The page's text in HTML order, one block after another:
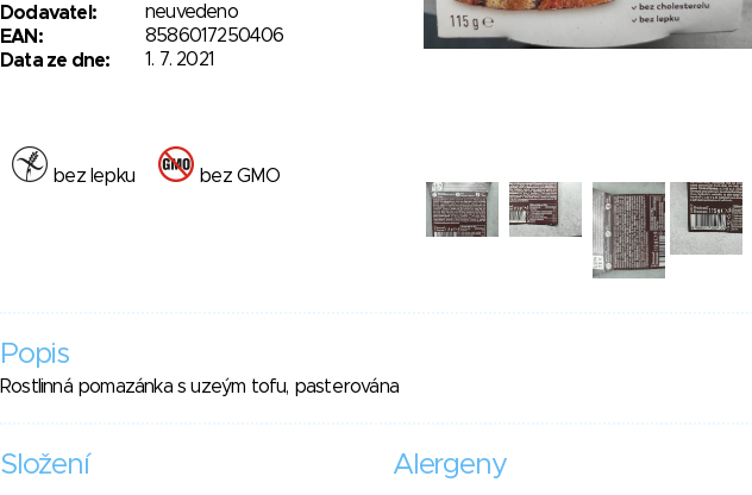
Dodavatel:
neuvedeno
EAN:
8586017250406
Data ze dne:
1. 7. 2021
bez lepku bez GMO
Popis
Rostlinná pomazánka s uzeým tofu, pasterována
Složení Alergeny